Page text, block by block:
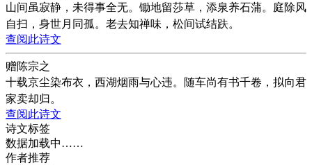
山间虽寂静，未得事全无。锄地留莎草，添泉养石蒲。庭除风
自扫，身世月同孤。老去知禅味，松间试结趺。
查阅此诗文
赠陈宗之
十载京尘染布衣，西湖烟雨与心违。随车尚有书千卷，拟向君
家卖却归。
查阅此诗文
诗文标签
数据加载中……
作者推荐